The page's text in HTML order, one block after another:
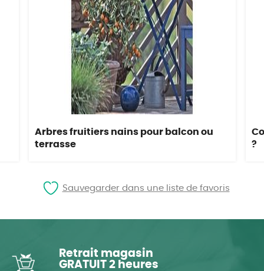
Sauvegarder dans une liste de favoris
Arbres fruitiers nains pour balcon ou
terrasse
?
Retrait magasin
GRATUIT 2 heures